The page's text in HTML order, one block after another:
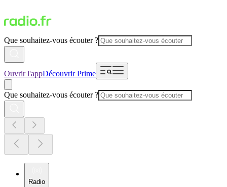
Que souhaitez-vous écouter ?
Ouvrir l'appDécouvrir Prime
Que souhaitez-vous écouter ?
Radio